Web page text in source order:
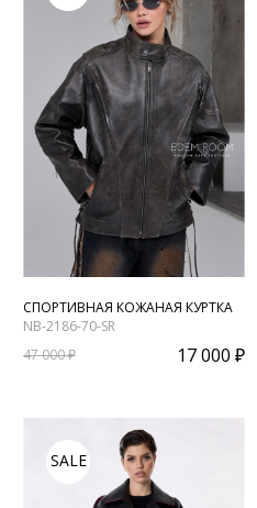
СПОРТИВНАЯ КОЖАНАЯ КУРТКА
NB-2186-70-SR
47 000 ₽
17 000 ₽
SALE